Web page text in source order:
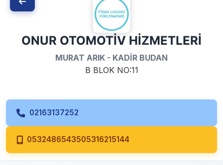
ONUR OTOMOTİV HİZMETLERİ
MURAT ARIK - KADİR BUDAN
B BLOK NO:11
02163137252
0532486543505316215144